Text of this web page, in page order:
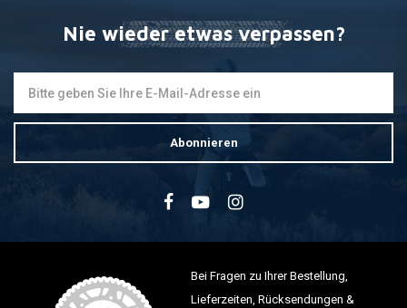
Nie wieder etwas verpassen?
Abonnieren
Bei Fragen zu Ihrer Bestellung,
Lieferzeiten, Rücksendungen &